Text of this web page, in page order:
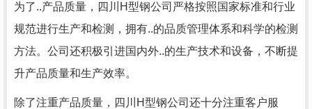
为了..产品质量，四川H型钢公司严格按照国家标准和行业
规范进行生产和检测，拥有..的品质管理体系和科学的检测
方法。公司还积极引进国内外..的生产技术和设备，不断提
升产品质量和生产效率。
除了注重产品质量，四川H型钢公司还十分注重客户服